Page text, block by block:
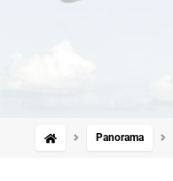
Panorama